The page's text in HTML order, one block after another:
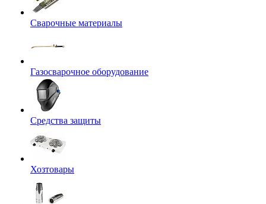
Сварочные материалы
Газосварочное оборудование
Средства защиты
Хозтовары